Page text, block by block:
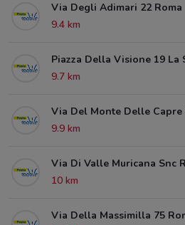
Via Degli Adimari 22 Roma
9.4 km
Piazza Della Visione 19 La
9.7 km
Via Del Monte Delle Capre
9.9 km
Via Di Valle Muricana Snc
10 km
Via Della Massimilla 75